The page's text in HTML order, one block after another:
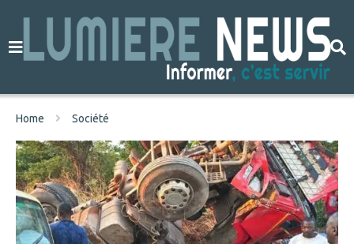
Home Société